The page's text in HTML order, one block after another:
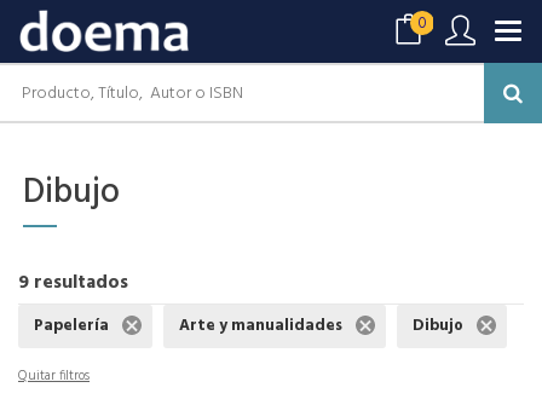
0
Dibujo
9 resultados
Papelería Arte y manualidades Dibujo
Quitar filtros